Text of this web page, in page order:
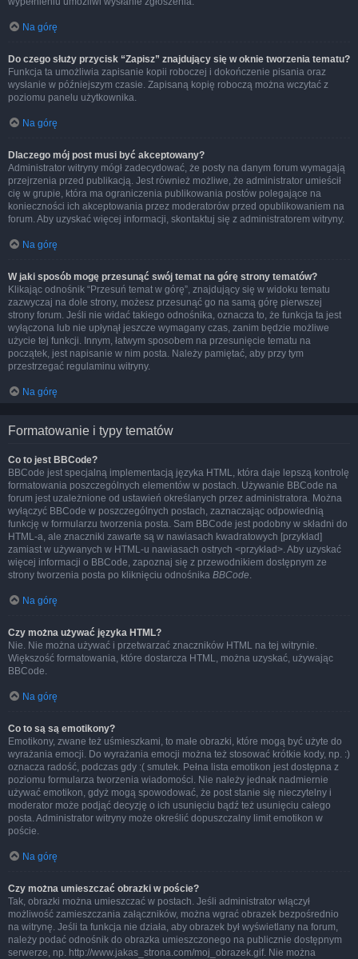
Na górę
Do czego służy przycisk “Zapisz” znajdujący się w oknie tworzenia tematu?
Funkcja ta umożliwia zapisanie kopii roboczej i dokończenie pisania oraz
wysłanie w późniejszym czasie. Zapisaną kopię roboczą można wczytać z
poziomu panelu użytkownika.
Na górę
Dlaczego mój post musi być akceptowany?
Administrator witryny mógł zadecydować, że posty na danym forum wymagają
przejrzenia przed publikacją. Jest również możliwe, że administrator umieścił
cię w grupie, która ma ograniczenia publikowania postów polegające na
konieczności ich akceptowania przez moderatorów przed opublikowaniem na
forum. Aby uzyskać więcej informacji, skontaktuj się z administratorem witryny.
Na górę
W jaki sposób mogę przesunąć swój temat na górę strony tematów?
Klikając odnośnik “Przesuń temat w górę”, znajdujący się w widoku tematu
zazwyczaj na dole strony, możesz przesunąć go na samą górę pierwszej
strony forum. Jeśli nie widać takiego odnośnika, oznacza to, że funkcja ta jest
wyłączona lub nie upłynął jeszcze wymagany czas, zanim będzie możliwe
użycie tej funkcji. Innym, łatwym sposobem na przesunięcie tematu na
początek, jest napisanie w nim posta. Należy pamiętać, aby przy tym
przestrzegać regulaminu witryny.
Na górę
Formatowanie i typy tematów
Co to jest BBCode?
BBCode jest specjalną implementacją języka HTML, która daje lepszą kontrolę
formatowania poszczególnych elementów w postach. Używanie BBCode na
forum jest uzależnione od ustawień określanych przez administratora. Można
wyłączyć BBCode w poszczególnych postach, zaznaczając odpowiednią
funkcję w formularzu tworzenia posta. Sam BBCode jest podobny w składni do
HTML-a, ale znaczniki zawarte są w nawiasach kwadratowych [przykład]
zamiast w używanych w HTML-u nawiasach ostrych <przykład>. Aby uzyskać
więcej informacji o BBCode, zapoznaj się z przewodnikiem dostępnym ze
strony tworzenia posta po kliknięciu odnośnika BBCode.
Na górę
Czy można używać języka HTML?
Nie. Nie można używać i przetwarzać znaczników HTML na tej witrynie.
Większość formatowania, które dostarcza HTML, można uzyskać, używając
BBCode.
Na górę
Co to są są emotikony?
Emotikony, zwane też uśmieszkami, to małe obrazki, które mogą być użyte do
wyrażania emocji. Do wyrażania emocji można też stosować krótkie kody, np. :)
oznacza radość, podczas gdy :( smutek. Pełna lista emotikon jest dostępna z
poziomu formularza tworzenia wiadomości. Nie należy jednak nadmiernie
używać emotikon, gdyż mogą spowodować, że post stanie się nieczytelny i
moderator może podjąć decyzję o ich usunięciu bądź też usunięciu całego
posta. Administrator witryny może określić dopuszczalny limit emotikon w
poście.
Na górę
Czy można umieszczać obrazki w poście?
Tak, obrazki można umieszczać w postach. Jeśli administrator włączył
możliwość zamieszczania załączników, można wgrać obrazek bezpośrednio
na witrynę. Jeśli ta funkcja nie działa, aby obrazek był wyświetlany na forum,
należy podać odnośnik do obrazka umieszczonego na publicznie dostępnym
serwerze, np. http://www.jakas_strona.com/moj_obrazek.gif. Nie można